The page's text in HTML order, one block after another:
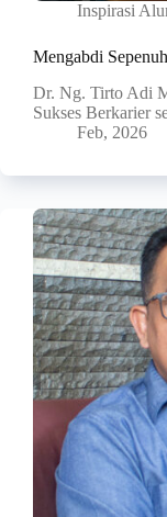
Inspirasi
Mengabdi
Dr. Ng. Tirto Adi
Sukses Berkarier
Feb, 2026